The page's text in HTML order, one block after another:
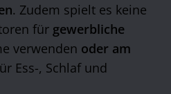
. Zudem spielt es keine
für gewerbliche
verwenden oder am
Ess-, Schlaf und